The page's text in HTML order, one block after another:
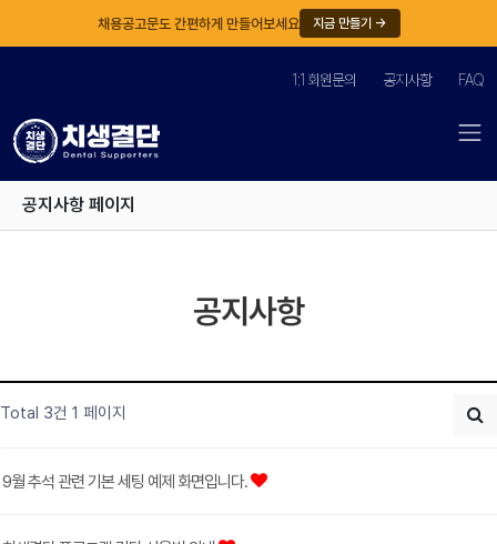
채용공고문도 간편하게 만들어보세요 지금 만들기 →
1:1 회원문의 공지사항 FAQ
공지사항 페이지
공지사항
Total 3건 1 페이지
9월 추석 관련 기본 세팅 예제 화면입니다.